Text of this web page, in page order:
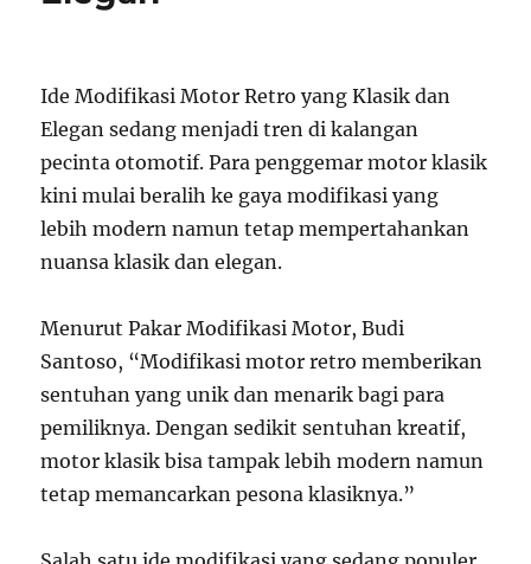
Ide Modifikasi Motor Retro yang Klasik dan
Elegan sedang menjadi tren di kalangan
pecinta otomotif. Para penggemar motor klasik
kini mulai beralih ke gaya modifikasi yang
lebih modern namun tetap mempertahankan
nuansa klasik dan elegan.
Menurut Pakar Modifikasi Motor, Budi
Santoso, “Modifikasi motor retro memberikan
sentuhan yang unik dan menarik bagi para
pemiliknya. Dengan sedikit sentuhan kreatif,
motor klasik bisa tampak lebih modern namun
tetap memancarkan pesona klasiknya.”